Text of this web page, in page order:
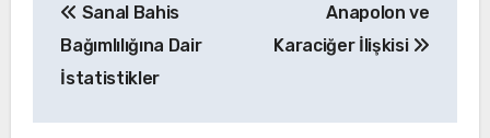
gezinmesi
Sanal Bahis
Bağımlılığına Dair
İstatistikler
Anapolon ve
Karaciğer İlişkisi